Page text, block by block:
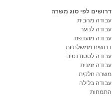
דרושים לפי סוג משרה
עבודה מהבית
עבודה לנוער
עבודה מועדפת
דרושים ממשלתיות
עבודה לסטודנטים
עבודה זמנית
משרה חלקית
עבודה בלילה
התמחות